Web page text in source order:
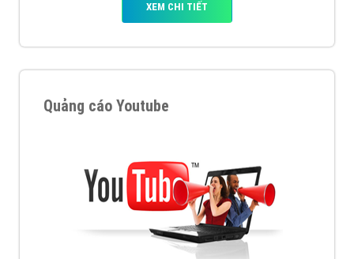
XEM CHI TIẾT
Quảng cáo Youtube